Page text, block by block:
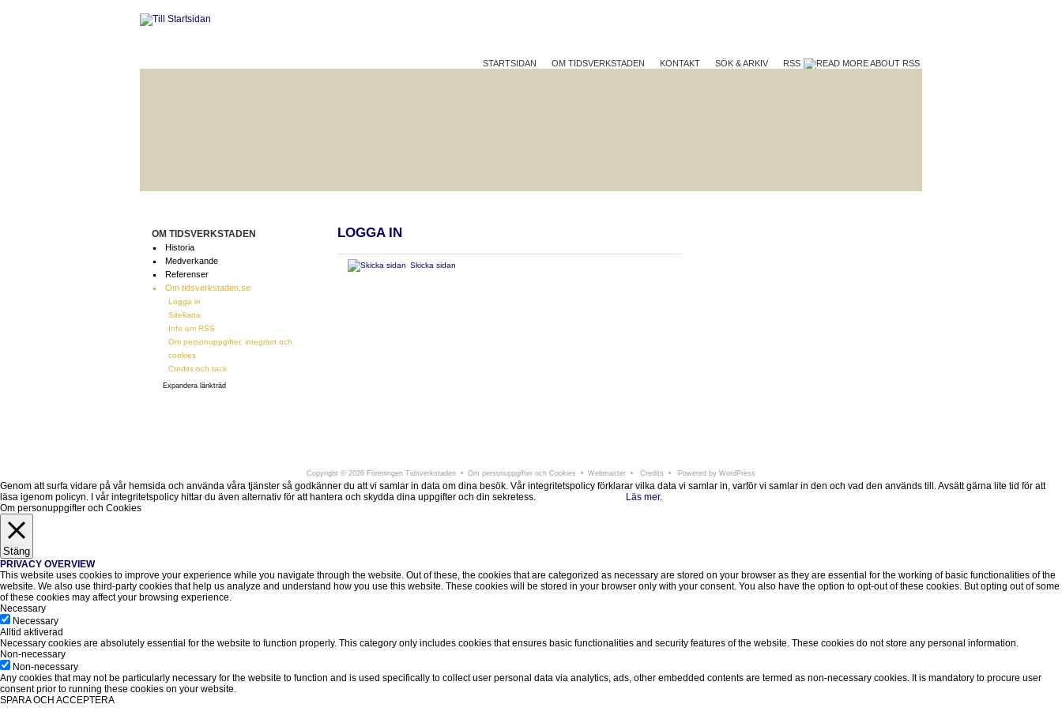
STARTSIDAN OM TIDSVERKSTADEN KONTAKT SÖK & ARKIV RSS
OM TIDSVERKSTADEN
Historia
Medverkande
Referenser
Om tidsverkstaden.se
Logga in
Sitekarta
Info om RSS
Om personuppgifter, integritet och
cookies
Credits och tack
Expandera länkträd
LOGGA IN
Skicka sidan
Copyright © 2026 Föreningen Tidsverkstaden • Om personuppgifter och Cookies • Webmaster • Credits • Powered by WordPress
Genom att surfa vidare på vår hemsida och använda våra tjänster så godkänner du att vi samlar in data om dina besök. Vår integritetspolicy förklarar vilka data vi samlar in, varför vi samlar in den och vad den används till. Avsätt gärna lite tid för att
läsa igenom policyn. I vår integritetspolicy hittar du även alternativ för att hantera och skydda dina uppgifter och din sekretess.
Läs mer.
Om personuppgifter och Cookies
Stäng
PRIVACY OVERVIEW
This website uses cookies to improve your experience while you navigate through the website. Out of these, the cookies that are categorized as necessary are stored on your browser as they are essential for the working of basic functionalities of the
website. We also use third-party cookies that help us analyze and understand how you use this website. These cookies will be stored in your browser only with your consent. You also have the option to opt-out of these cookies. But opting out of some
of these cookies may affect your browsing experience.
Necessary
Necessary
Alltid aktiverad
Necessary cookies are absolutely essential for the website to function properly. This category only includes cookies that ensures basic functionalities and security features of the website. These cookies do not store any personal information.
Non-necessary
Non-necessary
Any cookies that may not be particularly necessary for the website to function and is used specifically to collect user personal data via analytics, ads, other embedded contents are termed as non-necessary cookies. It is mandatory to procure user
consent prior to running these cookies on your website.
SPARA OCH ACCEPTERA